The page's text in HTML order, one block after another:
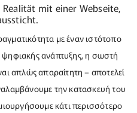
mit einer Webseite,
με έναν ιστότοπο
ψηφιακής ανάπτυξης, η σωστή
απλώς απαραίτητη – αποτελεί
την κατασκευή του
κάτι περισσότερο